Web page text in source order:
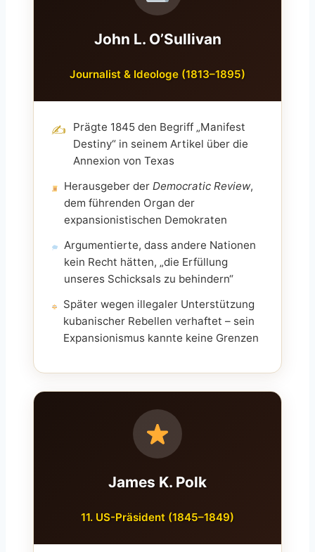
John L. O’Sullivan
Journalist & Ideologe (1813–1895)
✍️
Prägte 1845 den Begriff „Manifest
Destiny“ in seinem Artikel über die
Annexion von Texas
Herausgeber derDemocratic Review,
dem führenden Organ der
expansionistischen Demokraten
Argumentierte, dass andere Nationen
kein Recht hätten, „die Erfüllung
unseres Schicksals zu behindern“
Später wegen illegaler Unterstützung
kubanischer Rebellen verhaftet – sein
Expansionismus kannte keine Grenzen
James K. Polk
11. US-Präsident (1845–1849)